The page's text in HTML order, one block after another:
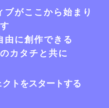
がここから始まり
由に創作できる
カタチと共に
トをスタートする